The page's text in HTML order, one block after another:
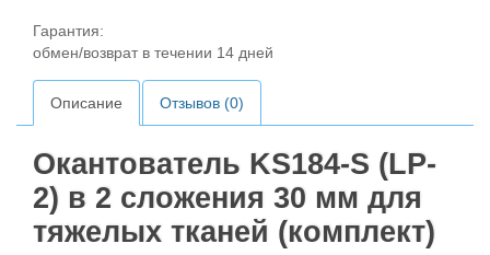
Гарантия:
обмен/возврат в течении 14 дней
Описание Отзывов (0)
Окантователь KS184-S (LP-
2) в 2 сложения 30 мм для
тяжелых тканей (комплект)